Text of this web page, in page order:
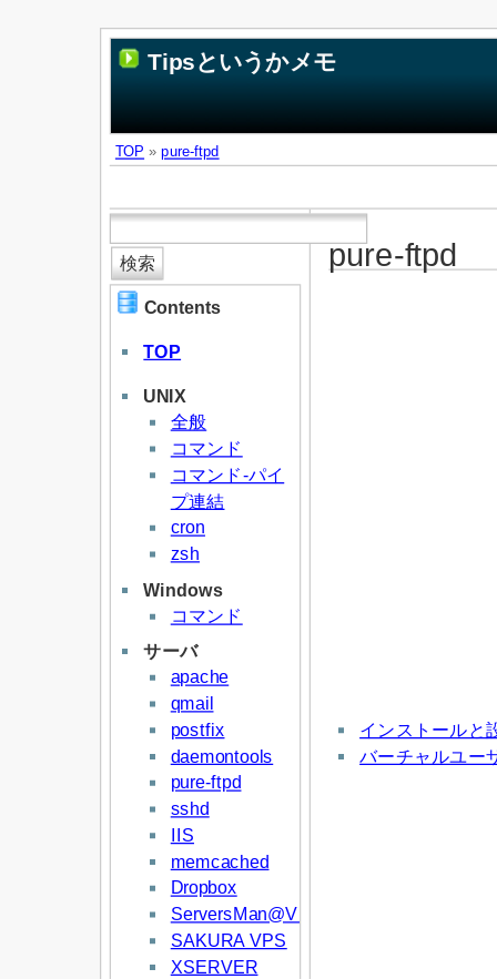
Tipsというかメモ
TOP »pure-ftpd
Contents
TOP
UNIX
全般
コマンド
コマンド-パイ
プ連結
cron
zsh
Windows
コマンド
サーバ
apache
qmail
postfix
daemontools
pure-ftpd
sshd
IIS
memcached
Dropbox
ServersMan@VPS
SAKURA VPS
XSERVER
pure-ftpd
インストールと
バーチャルユー